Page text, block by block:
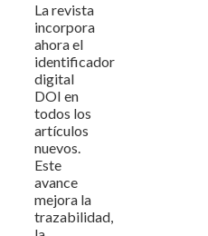
La revista
incorpora
ahora el
identificador
digital
DOI en
todos los
artículos
nuevos.
Este
avance
mejora la
trazabilidad,